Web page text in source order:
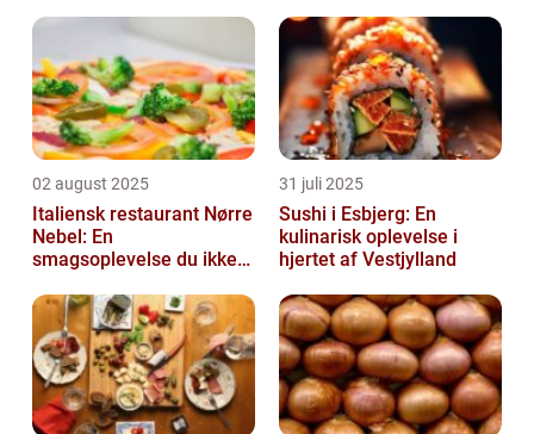
02 august 2025
Italiensk restaurant Nørre
Nebel: En
smagsoplevelse du ikke
31 juli 2025
Sushi i Esbjerg: En
kulinarisk oplevelse i
hjertet af Vestjylland